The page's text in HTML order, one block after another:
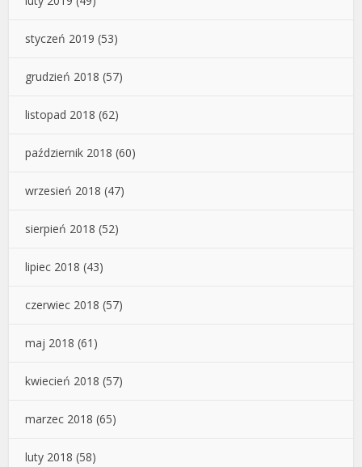
styczeń 2019 (53)
grudzień 2018 (57)
listopad 2018 (62)
październik 2018 (60)
wrzesień 2018 (47)
sierpień 2018 (52)
lipiec 2018 (43)
czerwiec 2018 (57)
maj 2018 (61)
kwiecień 2018 (57)
marzec 2018 (65)
luty 2018 (58)